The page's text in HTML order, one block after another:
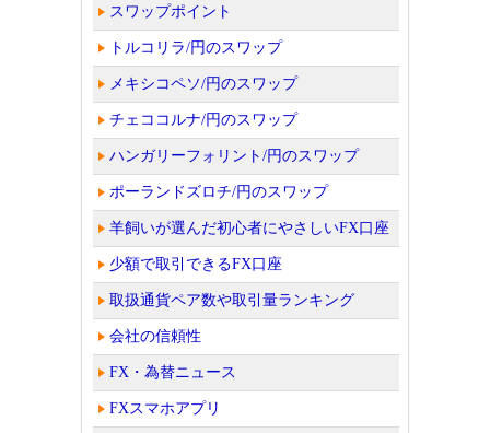
スワップポイント
トルコリラ/円のスワップ
メキシコペソ/円のスワップ
チェココルナ/円のスワップ
ハンガリーフォリント/円のスワップ
ポーランドズロチ/円のスワップ
羊飼いが選んだ初心者にやさしいFX口座
少額で取引できるFX口座
取扱通貨ペア数や取引量ランキング
会社の信頼性
FX・為替ニュース
FXスマホアプリ